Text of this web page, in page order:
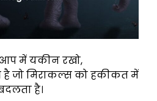
में यकीन रखो,
है जो मिराकल्स को हकीकत में
है।